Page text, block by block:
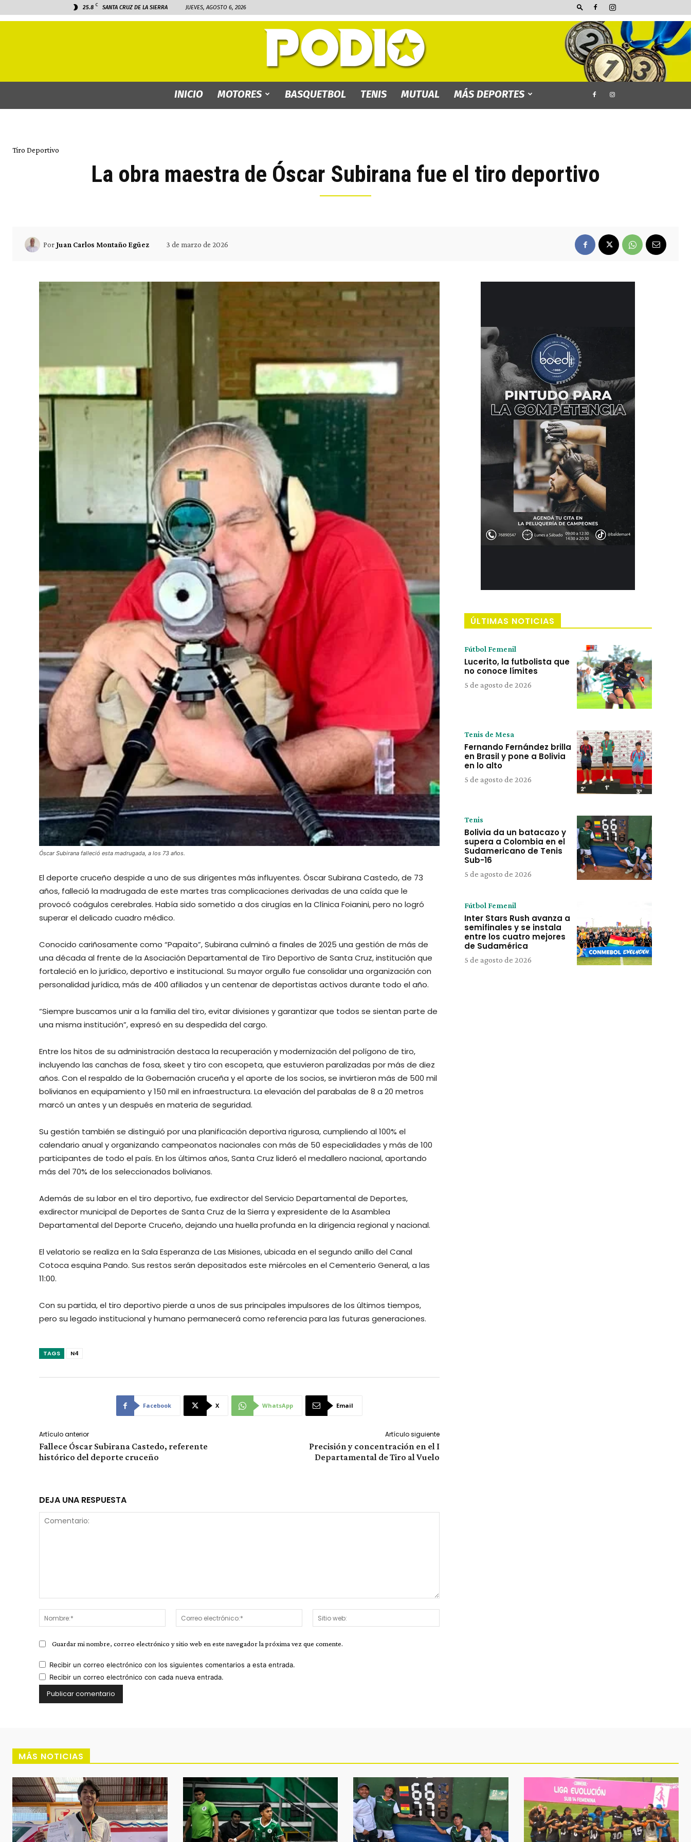
25.8 C SANTA CRUZ DE LA SIERRA JUEVES, AGOSTO 6, 2026
INICIO MOTORES BASQUETBOL TENIS MUTUAL MÁS DEPORTES
Tiro Deportivo
La obra maestra de Óscar Subirana fue el tiro deportivo
PorJuan Carlos Montaño Egüez 3 de marzo de 2026
Óscar Subirana falleció esta madrugada, a los 73 años.
El deporte cruceño despide a uno de sus dirigentes más influyentes. Óscar Subirana Castedo, de 73
años, falleció la madrugada de este martes tras complicaciones derivadas de una caída que le
provocó coágulos cerebrales. Había sido sometido a dos cirugías en la Clínica Foianini, pero no logró
superar el delicado cuadro médico.
Conocido cariñosamente como “Papaito”, Subirana culminó a finales de 2025 una gestión de más de
una década al frente de la Asociación Departamental de Tiro Deportivo de Santa Cruz, institución que
fortaleció en lo jurídico, deportivo e institucional. Su mayor orgullo fue consolidar una organización con
personalidad jurídica, más de 400 afiliados y un centenar de deportistas activos durante todo el año.
“Siempre buscamos unir a la familia del tiro, evitar divisiones y garantizar que todos se sientan parte de
una misma institución”, expresó en su despedida del cargo.
Entre los hitos de su administración destaca la recuperación y modernización del polígono de tiro,
incluyendo las canchas de fosa, skeet y tiro con escopeta, que estuvieron paralizadas por más de diez
años. Con el respaldo de la Gobernación cruceña y el aporte de los socios, se invirtieron más de 500 mil
bolivianos en equipamiento y 150 mil en infraestructura. La elevación del parabalas de 8 a 20 metros
marcó un antes y un después en materia de seguridad.
Su gestión también se distinguió por una planificación deportiva rigurosa, cumpliendo al 100% el
calendario anual y organizando campeonatos nacionales con más de 50 especialidades y más de 100
participantes de todo el país. En los últimos años, Santa Cruz lideró el medallero nacional, aportando
más del 70% de los seleccionados bolivianos.
Además de su labor en el tiro deportivo, fue exdirector del Servicio Departamental de Deportes,
exdirector municipal de Deportes de Santa Cruz de la Sierra y expresidente de la Asamblea
Departamental del Deporte Cruceño, dejando una huella profunda en la dirigencia regional y nacional.
El velatorio se realiza en la Sala Esperanza de Las Misiones, ubicada en el segundo anillo del Canal
Cotoca esquina Pando. Sus restos serán depositados este miércoles en el Cementerio General, a las
11:00.
Con su partida, el tiro deportivo pierde a unos de sus principales impulsores de los últimos tiempos,
pero su legado institucional y humano permanecerá como referencia para las futuras generaciones.
TAGS N4
Facebook X WhatsApp Email
Artículo anterior
Fallece Óscar Subirana Castedo, referente
histórico del deporte cruceño
Artículo siguiente
Precisión y concentración en el I
Departamental de Tiro al Vuelo
DEJA UNA RESPUESTA
Nombre:*
Correo
electrónico:*
web:
Guardar mi nombre, correo electrónico y sitio web en este navegador la próxima vez que comente.
Recibir un correo electrónico con los siguientes comentarios a esta entrada.
Recibir un correo electrónico con cada nueva entrada.
ÚLTIMAS NOTICIAS
Fútbol Femenil
Lucerito, la futbolista que
no conoce límites
5 de agosto de 2026
Tenis de Mesa
Fernando Fernández brilla
en Brasil y pone a Bolivia
en lo alto
5 de agosto de 2026
Tenis
Bolivia da un batacazo y
supera a Colombia en el
Sudamericano de Tenis
Sub-16
5 de agosto de 2026
Fútbol Femenil
Inter Stars Rush avanza a
semifinales y se instala
entre los cuatro mejores
de Sudamérica
5 de agosto de 2026
MÁS NOTICIAS